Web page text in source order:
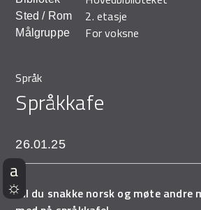
Sted / Rom 2. etasje
Målgruppe For voksne
Språk
Språkkafe
26.01.25
Vil du snakke norsk og møte andre